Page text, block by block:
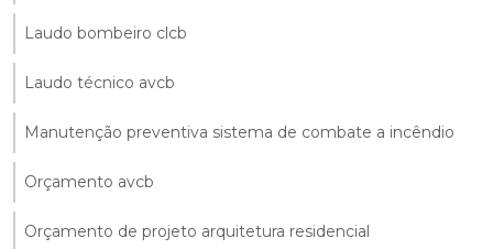
Laudo bombeiro clcb
Laudo técnico avcb
Manutenção preventiva sistema de combate a incêndio
Orçamento avcb
Orçamento de projeto arquitetura residencial